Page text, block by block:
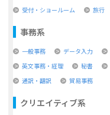
受付・ショールーム
旅行
事務系
一般事務 データ入力
英文事務・経理
秘書
通訳・翻訳
貿易事務
クリエイティブ系